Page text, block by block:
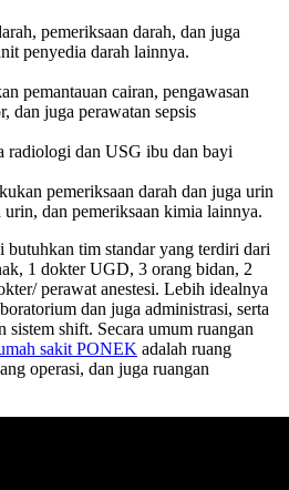
pemeriksaan darah, dan juga
penyedia darah lainnya.
pemantauan cairan, pengawasan
dan juga perawatan sepsis
radiologi dan USG ibu dan bayi
pemeriksaan darah dan juga urin
dan pemeriksaan kimia lainnya.
tim standar yang terdiri dari
1 dokter UGD, 3 orang bidan, 2
perawat anestesi. Lebih idealnya
dan juga administrasi, serta
sistem shift. Secara umum ruangan
sakit PONEK adalah ruang
operasi, dan juga ruangan